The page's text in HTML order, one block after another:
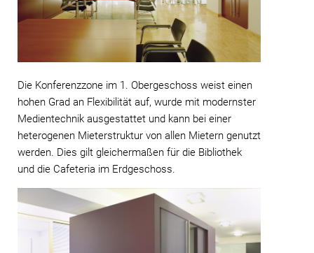
Die Konferenzzone im 1. Obergeschoss weist einen
hohen Grad an Flexibilität auf, wurde mit modernster
Medientechnik ausgestattet und kann bei einer
heterogenen Mieterstruktur von allen Mietern genutzt
werden. Dies gilt gleichermaßen für die Bibliothek
und die Cafeteria im Erdgeschoss.